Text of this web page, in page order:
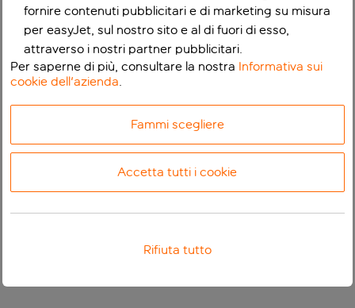
fornire contenuti pubblicitari e di marketing su misura
per easyJet, sul nostro sito e al di fuori di esso,
attraverso i nostri partner pubblicitari.
Per saperne di più, consultare la nostra Informativa sui
cookie dell'azienda.
Fammi scegliere
Accetta tutti i cookie
Rifiuta tutto